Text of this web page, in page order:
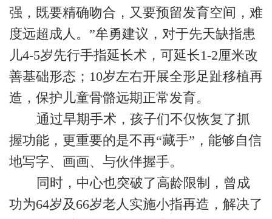
强，既要精确吻合，又要预留发育空间，难
度远超成人。”牟勇建议，对于先天缺指患
儿4-5岁先行手指延长术，可延长1-2厘米改
善基础形态；10岁左右开展全形足趾移植再
造，保护儿童骨骼远期正常发育。
通过早期手术，孩子们不仅恢复了抓
握功能，更重要的是不再“藏手”，能够自信
地写字、画画、与伙伴握手。
同时，中心也突破了高龄限制，曾成
功为64岁及66岁老人实施小指再造，解决了